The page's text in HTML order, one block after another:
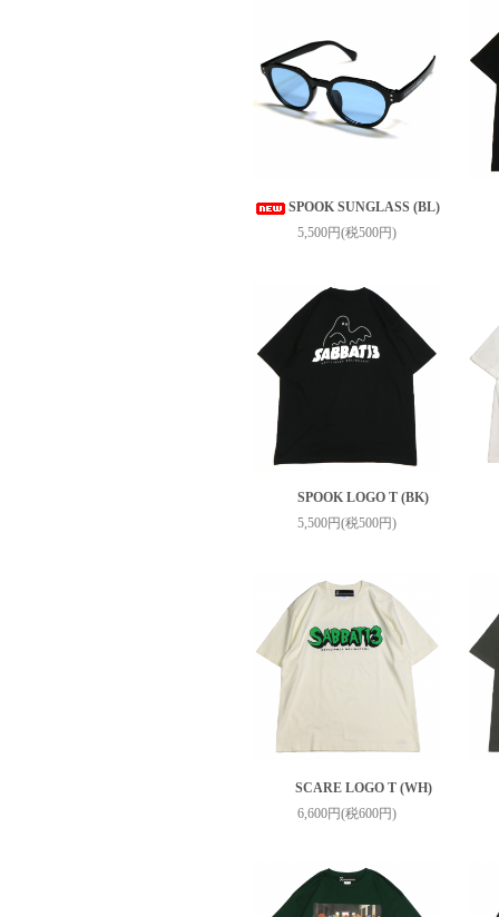
SPOOK SUNGLASS (BL)
5,500円(税500円)
SPOOK LOGO T (BK)
5,500円(税500円)
SCARE LOGO T (WH)
6,600円(税600円)